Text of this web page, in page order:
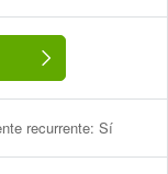
recurrente: Sí